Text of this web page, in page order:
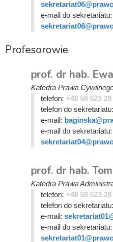
e-mail do sekretariatu:
Profesorowie
prof. dr hab.
Katedra Prawa
telefon: +48 58 523 28
telefon do sekretariatu:
e-mail:
e-mail do sekretariatu:
prof. dr hab.
Katedra Prawa
telefon: +48 58 523 28
telefon do sekretariatu:
e-mail:
e-mail do sekretariatu: